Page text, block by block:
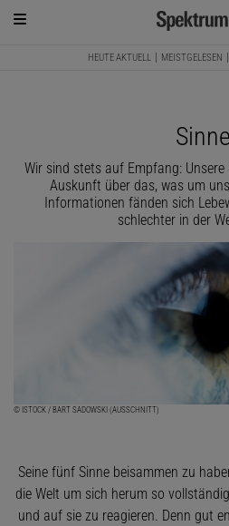
HEUTE AKTUELL MEISTGELESEN
Sinne
Wir sind stets auf Empfang:
Auskunft über das, was um
Informationen fänden sich
schlechter in der
© ISTOCK / BART SADOWSKI (AUSSCHNITT)
Seine fünf Sinne beisammen zu
die Welt um sich herum so
und auf sie zu reagieren. Denn gut